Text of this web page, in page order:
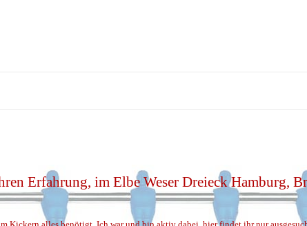
Erfahrung, im Elbe Weser Dreieck Hamburg,